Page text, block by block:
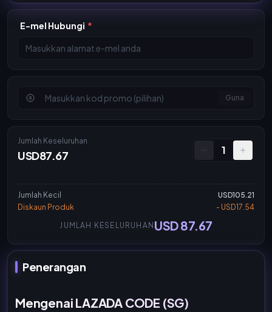
E-mel Hubungi *
Guna
Jumlah Keseluruhan
USD87.67 1
Jumlah Kecil
USD105.21
Diskaun Produk
- USD17.54
JUMLAH KESELURUHAN USD 87.67
Penerangan
Mengenai LAZADA CODE (SG)